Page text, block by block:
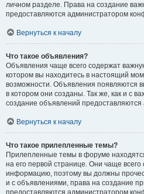
личном разделе. Права на создание
предоставляются администратором
Вернуться к началу
Что такое объявления?
Объявления чаще всего содержат
котором вы находитесь в настоящий
возможности. Объявления появляются
в котором они созданы. Так же, как и с
создание объявлений
Вернуться к началу
Что такое прилепленные темы?
Прилепленные темы в форуме
на его первой странице. Они чаще
информацию, поэтому вы должны
и с объявлениями, права на создание
предоставляются администратором